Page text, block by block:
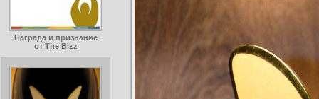
Награда и признание
от The Bizz